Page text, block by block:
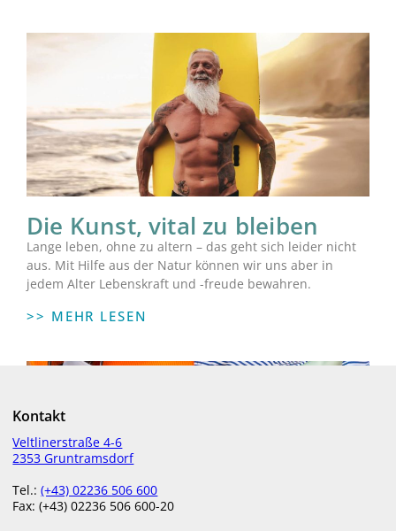
Die Kunst, vital zu bleiben
Lange leben, ohne zu altern – das geht sich leider nicht
aus. Mit Hilfe aus der Natur können wir uns aber in
jedem Alter Lebenskraft und -freude bewahren.
>> MEHR LESEN
Kontakt
Veltlinerstraße 4-6
2353 Gruntramsdorf
Tel.:(+43) 02236 506 600
Fax: (+43) 02236 506 600-20